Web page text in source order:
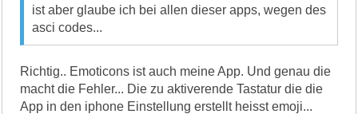
ist aber glaube ich bei allen dieser apps, wegen des
asci codes...
Richtig.. Emoticons ist auch meine App. Und genau die
macht die Fehler... Die zu aktiverende Tastatur die die
App in den iphone Einstellung erstellt heisst emoji...